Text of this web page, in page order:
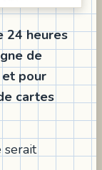
24 heures
de
pour
cartes
serait